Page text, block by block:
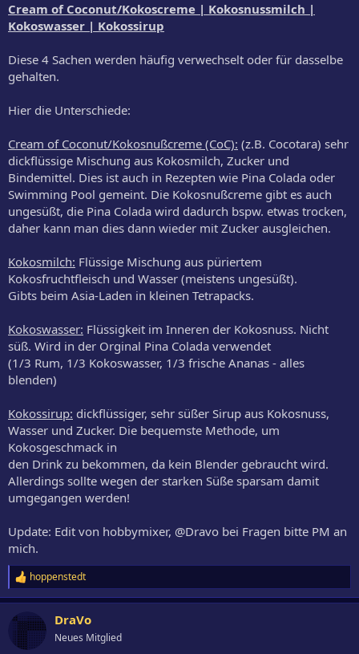
:
Cream of Coconut/Kokoscreme | Kokosnussmilch |
Kokoswasser | Kokossirup
Diese 4 Sachen werden häufig verwechselt oder für dasselbe
gehalten.
Hier die Unterschiede:
Cream of Coconut/Kokosnußcreme (CoC): (z.B. Cocotara) sehr
dickflüssige Mischung aus Kokosmilch, Zucker und
Bindemittel. Dies ist auch in Rezepten wie Pina Colada oder
Swimming Pool gemeint. Die Kokosnußcreme gibt es auch
ungesüßt, die Pina Colada wird dadurch bspw. etwas trocken,
daher kann man dies dann wieder mit Zucker ausgleichen.
Kokosmilch: Flüssige Mischung aus püriertem
Kokosfruchtfleisch und Wasser (meistens ungesüßt).
Gibts beim Asia-Laden in kleinen Tetrapacks.
Kokoswasser: Flüssigkeit im Inneren der Kokosnuss. Nicht
süß. Wird in der Orginal Pina Colada verwendet
(1/3 Rum, 1/3 Kokoswasser, 1/3 frische Ananas - alles
blenden)
Kokossirup: dickflüssiger, sehr süßer Sirup aus Kokosnuss,
Wasser und Zucker. Die bequemste Methode, um
Kokosgeschmack in
den Drink zu bekommen, da kein Blender gebraucht wird.
Allerdings sollte wegen der starken Süße sparsam damit
umgegangen werden!
Update: Edit von hobbymixer, @Dravo bei Fragen bitte PM an
mich.
R
e
a
k
t
i
hoppenstedt
DraVo
Neues Mitglied